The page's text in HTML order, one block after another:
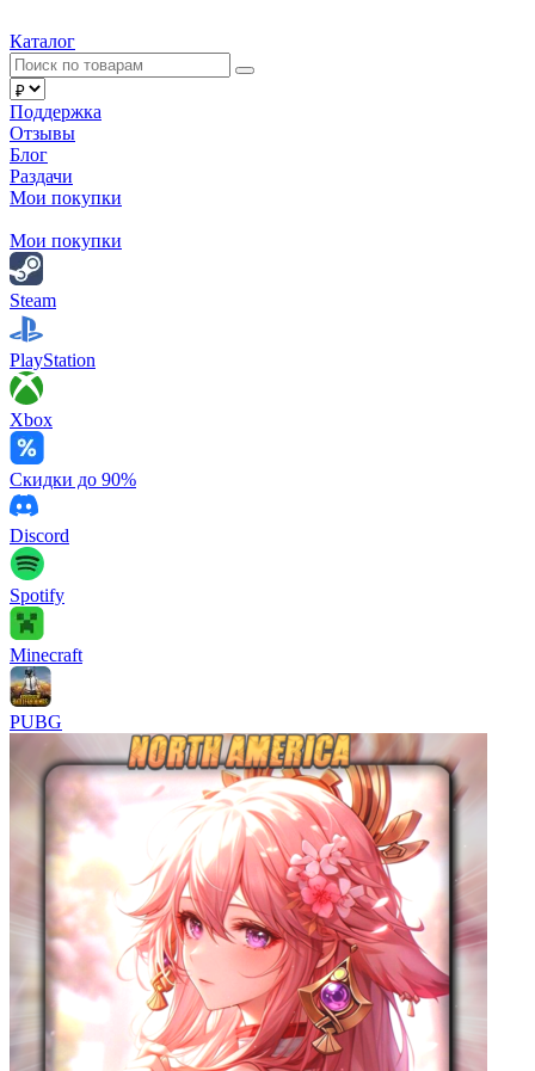
Каталог
Поддержка
Отзывы
Блог
Раздачи
Мои покупки
Мои покупки
Steam
PlayStation
Xbox
Скидки до 90%
Discord
Spotify
Minecraft
PUBG